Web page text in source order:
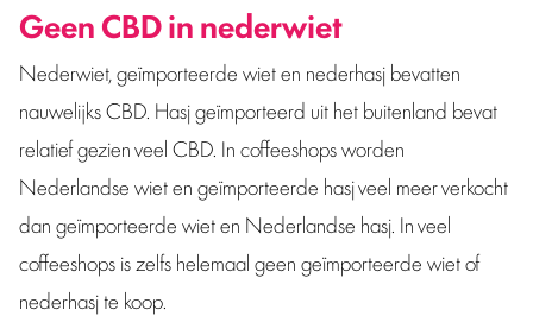
Geen CBD in nederwiet
Nederwiet, geïmporteerde wiet en nederhasj bevatten
nauwelijks CBD. Hasj geïmporteerd uit het buitenland bevat
relatief gezien veel CBD. In coffeeshops worden
Nederlandse wiet en geïmporteerde hasj veel meer verkocht
dan geïmporteerde wiet en Nederlandse hasj. In veel
coffeeshops is zelfs helemaal geen geïmporteerde wiet of
nederhasj te koop.